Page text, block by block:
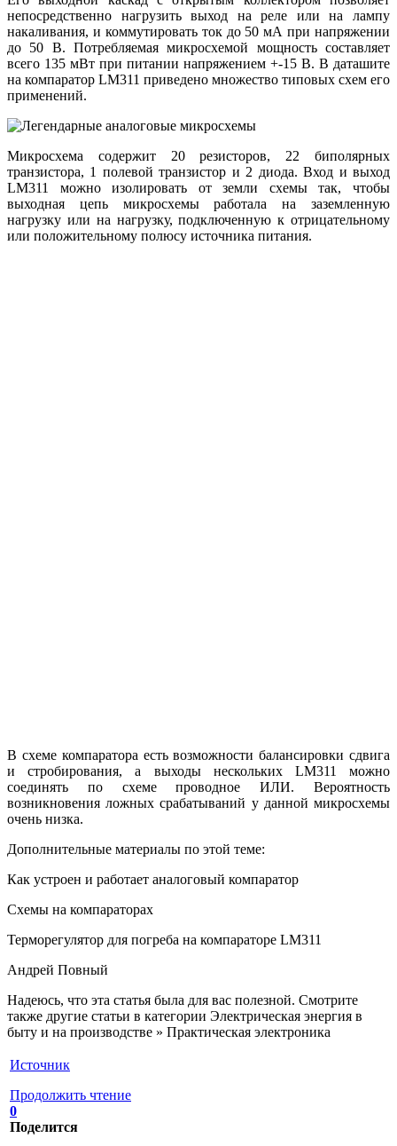
непосредственно нагрузить выход на реле или на лампу
накаливания, и коммутировать ток до 50 мА при напряжении
до 50 В. Потребляемая микросхемой мощность составляет
всего 135 мВт при питании напряжением +-15 В. В даташите
на компаратор LM311 приведено множество типовых схем его
применений.
Микросхема содержит 20 резисторов, 22 биполярных
транзистора, 1 полевой транзистор и 2 диода. Вход и выход
LM311 можно изолировать от земли схемы так, чтобы
выходная цепь микросхемы работала на заземленную
нагрузку или на нагрузку, подключенную к отрицательному
или положительному полюсу источника питания.
В схеме компаратора есть возможности балансировки сдвига
и стробирования, а выходы нескольких LM311 можно
соединять по схеме проводное ИЛИ. Вероятность
возникновения ложных срабатываний у данной микросхемы
очень низка.
Дополнительные материалы по этой теме:
Как устроен и работает аналоговый компаратор
Схемы на компараторах
Терморегулятор для погреба на компараторе LM311
Андрей Повный
Надеюсь, что эта статья была для вас полезной. Смотрите
также другие статьи в категории Электрическая энергия в
быту и на производстве » Практическая электроника
Источник
Продолжить чтение
0
Поделится